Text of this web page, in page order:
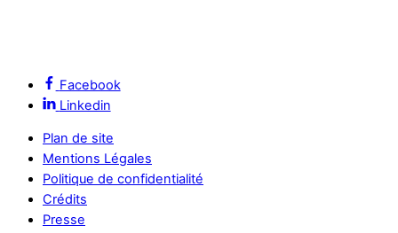
Facebook
Linkedin
Plan de site
Mentions Légales
Politique de confidentialité
Crédits
Presse